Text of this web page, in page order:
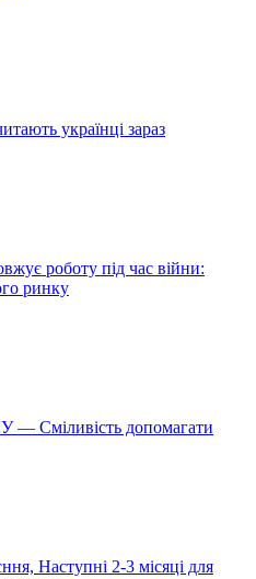
українці зараз
роботу під час війни:
ринку
— Сміливість допомагати
Наступні 2-3 місяці для